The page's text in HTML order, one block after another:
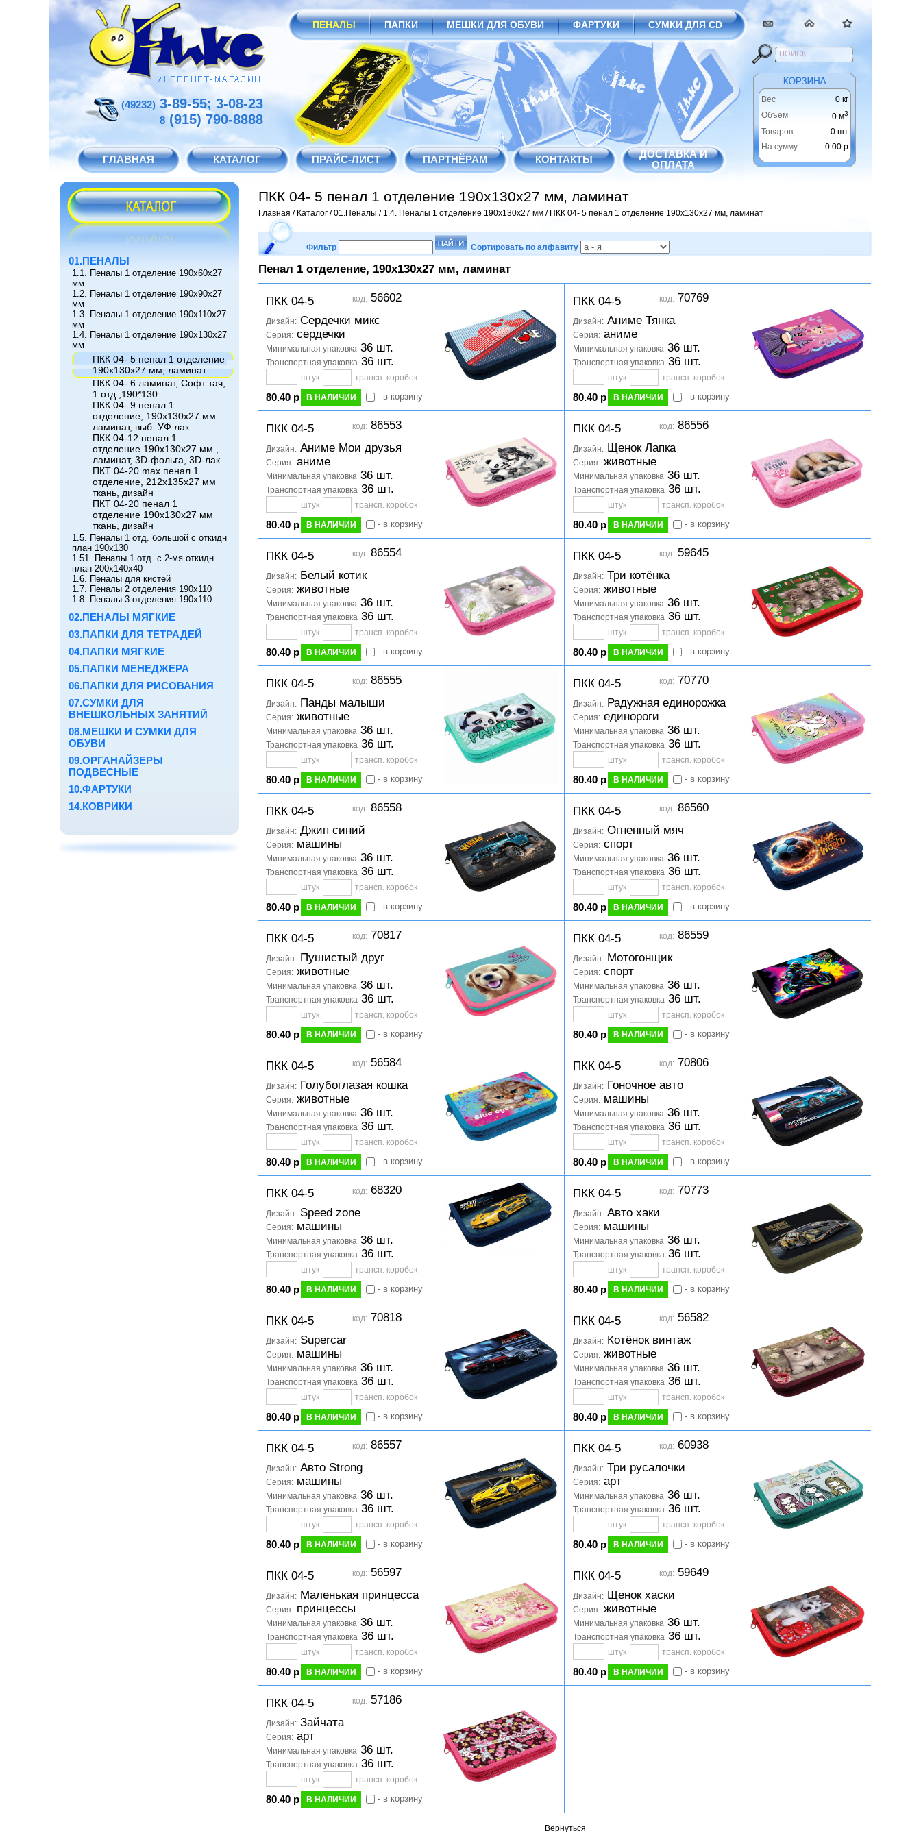
ПЕНАЛЫ ПАПКИ МЕШКИ ДЛЯ ОБУВИ ФАРТУКИ СУМКИ ДЛЯ CD
(49232) 3-89-55; 3-08-23
8(915) 790-8888
ГЛАВНАЯ КАТАЛОГ ПРАЙС-ЛИСТ ПАРТНЁРАМ КОНТАКТЫ
ДОСТАВКА И
ОПЛАТА
Вес
0 кг
Объём
0 м3
Товаров
0 шт
На сумму
0.00 р
01.ПЕНАЛЫ
1.1. Пеналы 1 отделение 190х60х27
мм
1.2. Пеналы 1 отделение 190х90х27
мм
1.3. Пеналы 1 отделение 190х110х27
мм
1.4. Пеналы 1 отделение 190х130х27
мм
ПКК 04- 5 пенал 1 отделение
190х130х27 мм, ламинат
ПКК 04- 6 ламинат, Софт тач,
1 отд.,190*130
ПКК 04- 9 пенал 1
отделение, 190х130х27 мм
ламинат, выб. УФ лак
ПКК 04-12 пенал 1
отделение 190х130х27 мм ,
ламинат, 3D-фольга, 3D-лак
ПКТ 04-20 max пенал 1
отделение, 212х135х27 мм
ткань, дизайн
ПКТ 04-20 пенал 1
отделение 190х130х27 мм
ткань, дизайн
1.5. Пеналы 1 отд. большой с откидн
план 190х130
1.51. Пеналы 1 отд. с 2-мя откидн
план 200х140х40
1.6. Пеналы для кистей
1.7. Пеналы 2 отделения 190х110
1.8. Пеналы 3 отделения 190х110
02.ПЕНАЛЫ МЯГКИЕ
03.ПАПКИ ДЛЯ ТЕТРАДЕЙ
04.ПАПКИ МЯГКИЕ
05.ПАПКИ МЕНЕДЖЕРА
06.ПАПКИ ДЛЯ РИСОВАНИЯ
07.СУМКИ ДЛЯ
ВНЕШКОЛЬНЫХ ЗАНЯТИЙ
08.МЕШКИ И СУМКИ ДЛЯ
ОБУВИ
09.ОРГАНАЙЗЕРЫ
ПОДВЕСНЫЕ
10.ФАРТУКИ
14.КОВРИКИ
ПКК 04- 5 пенал 1 отделение 190х130х27 мм, ламинат
Главная / Каталог /01.Пеналы / 1.4. Пеналы 1 отделение 190х130х27 мм / ПКК 04- 5 пенал 1 отделение 190х130х27 мм, ламинат
Фильтр Сортировать по алфавиту
Пенал 1 отделение, 190x130х27 мм, ламинат
ПКК 04-5 код: 56602
Дизайн: Сердечки микс
Серия: сердечки
Минимальная упаковка 36 шт.
Транспортная упаковка 36 шт.
штук трансп. коробок
80.40 р В НАЛИЧИИ - в корзину
ПКК 04-5 код: 70769
Дизайн: Аниме Тянка
Серия: аниме
Минимальная упаковка 36 шт.
Транспортная упаковка 36 шт.
штук трансп. коробок
80.40 р В НАЛИЧИИ - в корзину
ПКК 04-5 код: 86553
Дизайн: Аниме Мои друзья
Серия: аниме
Минимальная упаковка 36 шт.
Транспортная упаковка 36 шт.
штук трансп. коробок
80.40 р В НАЛИЧИИ - в корзину
ПКК 04-5 код: 86556
Дизайн: Щенок Лапка
Серия: животные
Минимальная упаковка 36 шт.
Транспортная упаковка 36 шт.
штук трансп. коробок
80.40 р В НАЛИЧИИ - в корзину
ПКК 04-5 код: 86554
Дизайн: Белый котик
Серия: животные
Минимальная упаковка 36 шт.
Транспортная упаковка 36 шт.
штук трансп. коробок
80.40 р В НАЛИЧИИ - в корзину
ПКК 04-5 код: 59645
Дизайн: Три котёнка
Серия: животные
Минимальная упаковка 36 шт.
Транспортная упаковка 36 шт.
штук трансп. коробок
80.40 р В НАЛИЧИИ - в корзину
ПКК 04-5 код: 86555
Дизайн: Панды малыши
Серия: животные
Минимальная упаковка 36 шт.
Транспортная упаковка 36 шт.
штук трансп. коробок
80.40 р В НАЛИЧИИ - в корзину
ПКК 04-5 код: 70770
Дизайн: Радужная единорожка
Серия: единороги
Минимальная упаковка 36 шт.
Транспортная упаковка 36 шт.
штук трансп. коробок
80.40 р В НАЛИЧИИ - в корзину
ПКК 04-5 код: 86558
Дизайн: Джип синий
Серия: машины
Минимальная упаковка 36 шт.
Транспортная упаковка 36 шт.
штук трансп. коробок
80.40 р В НАЛИЧИИ - в корзину
ПКК 04-5 код: 86560
Дизайн: Огненный мяч
Серия: спорт
Минимальная упаковка 36 шт.
Транспортная упаковка 36 шт.
штук трансп. коробок
80.40 р В НАЛИЧИИ - в корзину
ПКК 04-5 код: 70817
Дизайн: Пушистый друг
Серия: животные
Минимальная упаковка 36 шт.
Транспортная упаковка 36 шт.
штук трансп. коробок
80.40 р В НАЛИЧИИ - в корзину
ПКК 04-5 код: 86559
Дизайн: Мотогонщик
Серия: спорт
Минимальная упаковка 36 шт.
Транспортная упаковка 36 шт.
штук трансп. коробок
80.40 р В НАЛИЧИИ - в корзину
ПКК 04-5 код: 56584
Дизайн: Голубоглазая кошка
Серия: животные
Минимальная упаковка 36 шт.
Транспортная упаковка 36 шт.
штук трансп. коробок
80.40 р В НАЛИЧИИ - в корзину
ПКК 04-5 код: 70806
Дизайн: Гоночное авто
Серия: машины
Минимальная упаковка 36 шт.
Транспортная упаковка 36 шт.
штук трансп. коробок
80.40 р В НАЛИЧИИ - в корзину
ПКК 04-5 код: 68320
Дизайн: Speed zone
Серия: машины
Минимальная упаковка 36 шт.
Транспортная упаковка 36 шт.
штук трансп. коробок
80.40 р В НАЛИЧИИ - в корзину
ПКК 04-5 код: 70773
Дизайн: Авто хаки
Серия: машины
Минимальная упаковка 36 шт.
Транспортная упаковка 36 шт.
штук трансп. коробок
80.40 р В НАЛИЧИИ - в корзину
ПКК 04-5 код: 70818
Дизайн: Supercar
Серия: машины
Минимальная упаковка 36 шт.
Транспортная упаковка 36 шт.
штук трансп. коробок
80.40 р В НАЛИЧИИ - в корзину
ПКК 04-5 код: 56582
Дизайн: Котёнок винтаж
Серия: животные
Минимальная упаковка 36 шт.
Транспортная упаковка 36 шт.
штук трансп. коробок
80.40 р В НАЛИЧИИ - в корзину
ПКК 04-5 код: 86557
Дизайн: Авто Strong
Серия: машины
Минимальная упаковка 36 шт.
Транспортная упаковка 36 шт.
штук трансп. коробок
80.40 р В НАЛИЧИИ - в корзину
ПКК 04-5 код: 60938
Дизайн: Три русалочки
Серия: арт
Минимальная упаковка 36 шт.
Транспортная упаковка 36 шт.
штук трансп. коробок
80.40 р В НАЛИЧИИ - в корзину
ПКК 04-5 код: 56597
Дизайн: Маленькая принцесса
Серия: принцессы
Минимальная упаковка 36 шт.
Транспортная упаковка 36 шт.
штук трансп. коробок
80.40 р В НАЛИЧИИ - в корзину
ПКК 04-5 код: 59649
Дизайн: Щенок хаски
Серия: животные
Минимальная упаковка 36 шт.
Транспортная упаковка 36 шт.
штук трансп. коробок
80.40 р В НАЛИЧИИ - в корзину
ПКК 04-5 код: 57186
Дизайн: Зайчата
Серия: арт
Минимальная упаковка 36 шт.
Транспортная упаковка 36 шт.
штук трансп. коробок
80.40 р В НАЛИЧИИ - в корзину
Вернуться